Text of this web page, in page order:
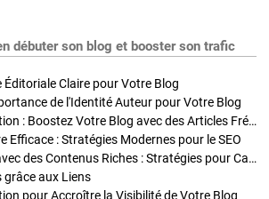
débuter son blog et booster son trafic
Éditoriale Claire pour Votre Blog
de l'Identité Auteur pour Votre Blog
Stratégies de Publication : Boostez Votre Blog avec des Articles Fréquents et Exclusifs
Efficace : Stratégies Modernes pour le SEO
Enrichir Vos Articles avec des Contenus Riches : Stratégies pour Captiver et Optimiser
grâce aux Liens
pour Accroître la Visibilité de Votre Blog